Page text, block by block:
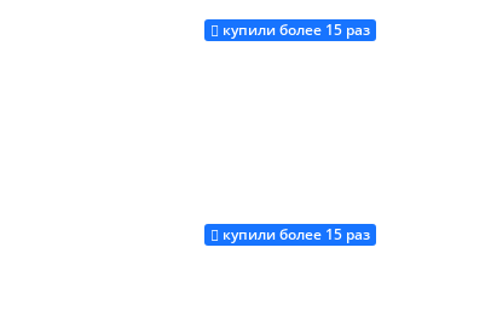
Купить
купили более 15 раз
Купить
купили более 15 раз